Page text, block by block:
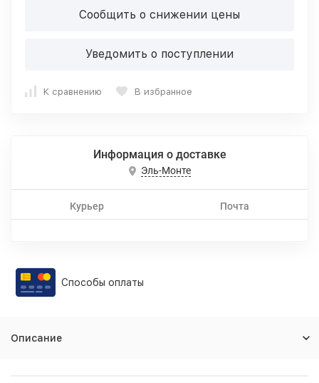
Сообщить о снижении цены
Уведомить о поступлении
К сравнению В избранное
Информация о доставке
Эль-Монте
Курьер Почта
Способы оплаты
Описание